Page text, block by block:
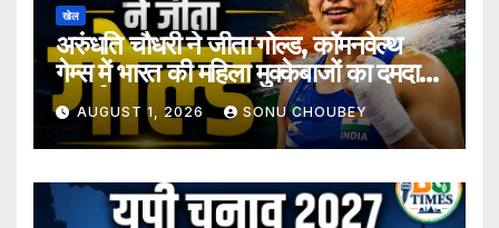
खेल
अरुंधति चौधरी ने जीता गोल्ड, कॉमनवेल्थ
गेम्स में भारत की महिला मुक्केबाजों का दमदार
प्रदर्शन
AUGUST 1, 2026 SONU CHOUBEY